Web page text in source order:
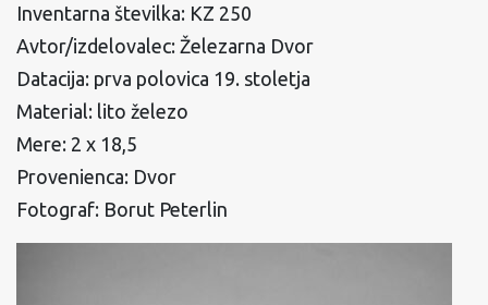
Inventarna številka: KZ 250
Avtor/izdelovalec: Železarna Dvor
Datacija: prva polovica 19. stoletja
Material: lito železo
Mere: 2 x 18,5
Provenienca: Dvor
Fotograf: Borut Peterlin